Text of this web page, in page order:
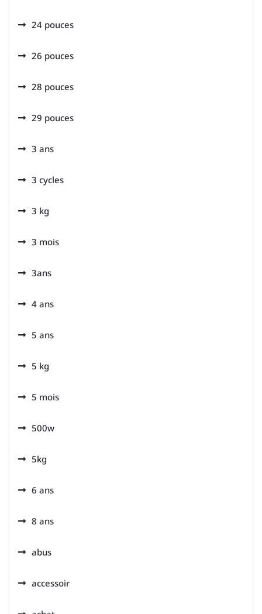
24 pouces
26 pouces
28 pouces
29 pouces
3 ans
3 cycles
3 kg
3 mois
3ans
4 ans
5 ans
5 kg
5 mois
500w
5kg
6 ans
8 ans
abus
accessoir